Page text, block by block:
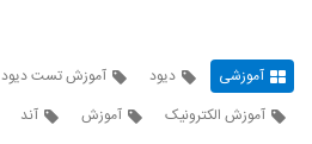
آموزشی دیود آموزش تست دیود
آموزش الکترونیک
آموزش آند